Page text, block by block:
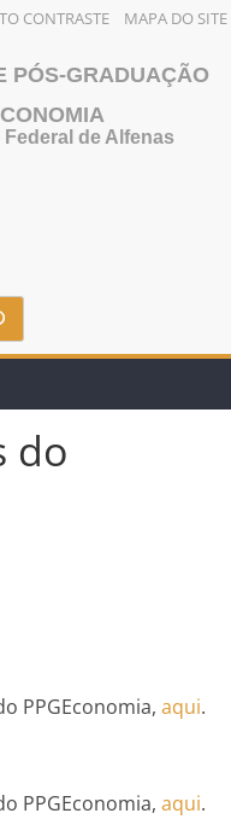
CONTRASTE MAPA DO SITE
PÓS-GRADUAÇÃO
de Alfenas
do
PPGEconomia,aqui.
PPGEconomia,aqui.